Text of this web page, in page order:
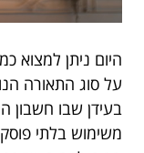
היום ניתן למצוא
על סוג התאורה
בעידן שבו חשבון
משימוש בלתי